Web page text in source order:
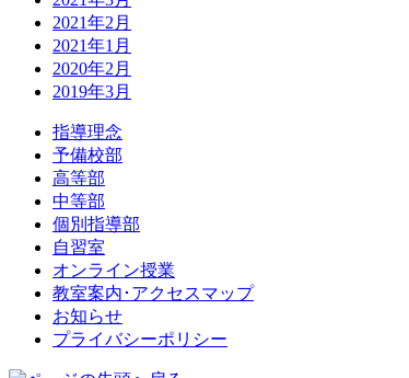
2021年2月
2021年1月
2020年2月
2019年3月
指導理念
予備校部
高等部
中等部
個別指導部
自習室
オンライン授業
教室案内･アクセスマップ
お知らせ
プライバシーポリシー